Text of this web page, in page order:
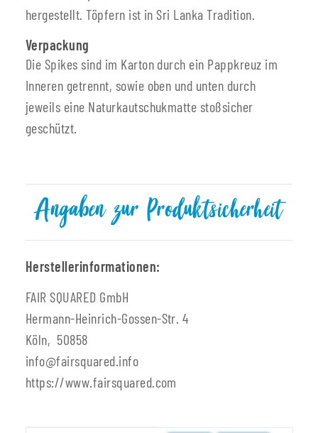
hergestellt. Töpfern ist in Sri Lanka Tradition.
Verpackung
Die Spikes sind im Karton durch ein Pappkreuz im
Inneren getrennt, sowie oben und unten durch
jeweils eine Naturkautschukmatte stoßsicher
geschützt.
Angaben zur Produktsicherheit
Herstellerinformationen:
FAIR SQUARED GmbH
Hermann-Heinrich-Gossen-Str. 4
Köln, 50858
info@fairsquared.info
https://www.fairsquared.com